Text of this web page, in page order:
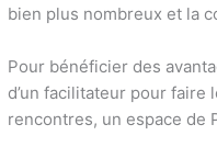
bien plus nombreux et la
Pour bénéficier des
d’un facilitateur pour faire
rencontres, un espace de